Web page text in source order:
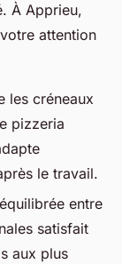
À Apprieu,
attention
les créneaux
pizzeria
le travail.
entre
satisfait
aux plus